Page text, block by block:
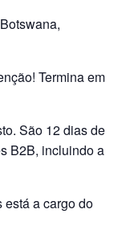
Termina em
São 12 dias de
B2B, incluindo a
está a cargo do